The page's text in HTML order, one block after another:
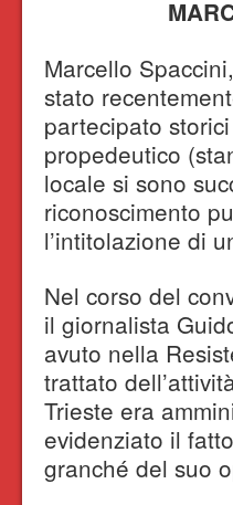
Marcello
stato
partecipato
propedeutico
locale si sono
riconoscimento
l’intitolazione di
Nel corso del
il giornalista
avuto nella
trattato
Trieste era
evidenziato il
granché del suo